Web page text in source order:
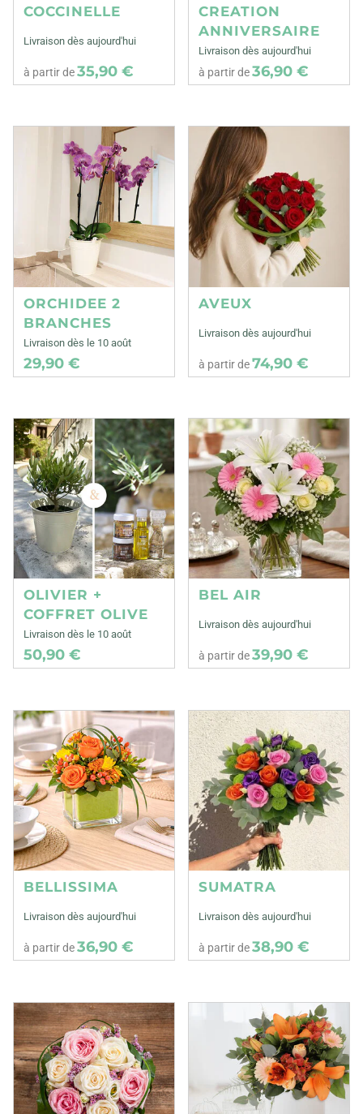
COCCINELLE
Livraison dès aujourd'hui
à partir de35,90 €
CREATION
ANNIVERSAIRE
Livraison dès aujourd'hui
à partir de36,90 €
ORCHIDEE 2
BRANCHES
Livraison dès le 10 août
29,90 €
AVEUX
Livraison dès aujourd'hui
à partir de74,90 €
OLIVIER +
COFFRET OLIVE
Livraison dès le 10 août
50,90 €
BEL AIR
Livraison dès aujourd'hui
à partir de39,90 €
BELLISSIMA
Livraison dès aujourd'hui
à partir de36,90 €
SUMATRA
Livraison dès aujourd'hui
à partir de38,90 €